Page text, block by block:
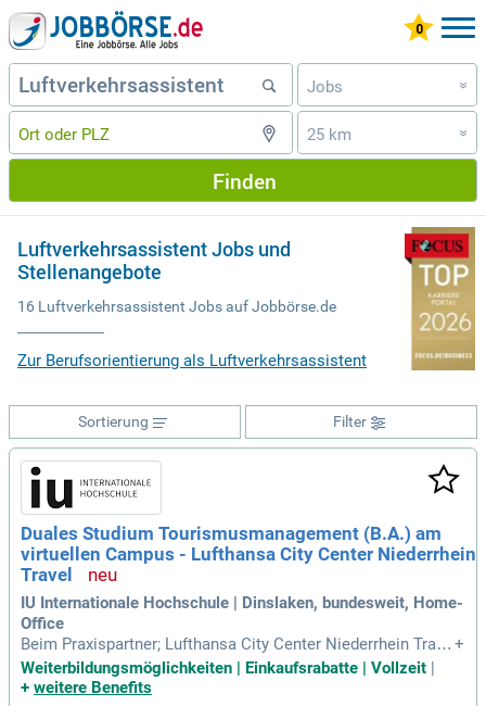
Jobs »
25 km »
Finden
Luftverkehrsassistent Jobs und
Stellenangebote
16 Luftverkehrsassistent Jobs auf Jobbörse.de
Zur Berufsorientierung als Luftverkehrsassistent
Filter
Sortierung
Duales Studium Tourismusmanagement (B.A.) am
virtuellen Campus - Lufthansa City Center Niederrhein
Travel
IU Internationale Hochschule | Dinslaken, bundesweit, Home-
Office
Beim Praxispartner; Lufthansa City Center Niederrhein Trave
l: Du musst keine Studiengebühren zahlen – das übernehme
n wir vom Lufthansa City Center Niederrhein Travel für Dich!
+
Weiterbildungsmöglichkeiten | Einkaufsrabatte | Vollzeit
+ weitere Benefits